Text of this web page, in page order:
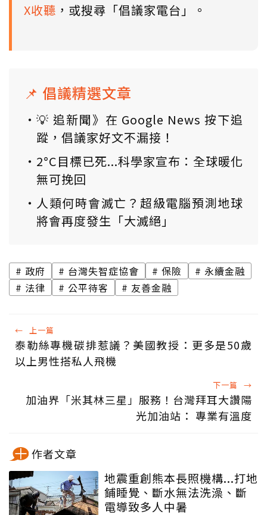
X收聽 ，或搜尋「倡議家電台」。
📌 倡議精選文章
💡 追新聞》在 Google News 按下追
蹤，倡議家好文不漏接！
2°C目標已死...科學家宣布：全球暖化
無可挽回
人類何時會滅亡？超級電腦預測地球
將會再度發生「大滅絕」
政府 台灣失智症協會 保險
永續金融
法律
公平待客 友善金融
← 上一篇
泰勒絲專機碳排惹議？美國教授：更多是50歲
以上男性搭私人飛機
下一篇 →
加油界「米其林三星」服務！台灣拜耳大讚陽
光加油站： 專業有溫度
作者文章
地震重創熊本長照機構...打地
鋪睡覺、斷水無法洗澡、斷
電導致多人中暑